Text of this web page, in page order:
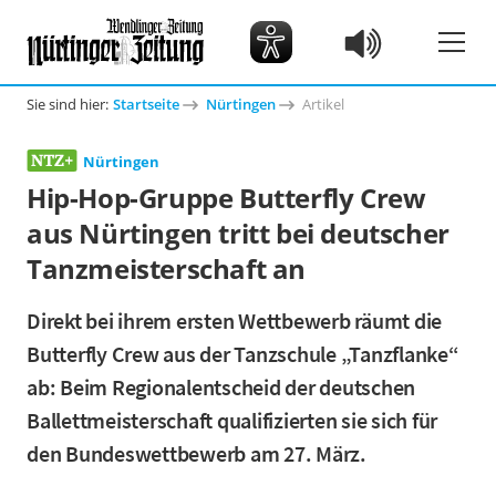
Sie sind hier: Startseite Nürtingen Artikel
Nürtingen
Hip-Hop-Gruppe Butterfly Crew
aus Nürtingen tritt bei deutscher
Tanzmeisterschaft an
Direkt bei ihrem ersten Wettbewerb räumt die
Butterfly Crew aus der Tanzschule „Tanzflanke“
ab: Beim Regionalentscheid der deutschen
Ballettmeisterschaft qualifizierten sie sich für
den Bundeswettbewerb am 27. März.